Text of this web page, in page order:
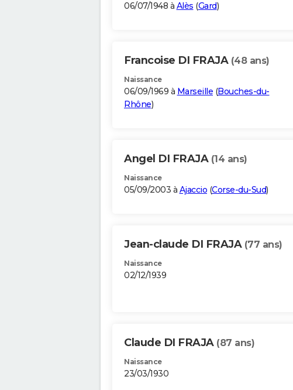
06/07/1948 à Alès (Gard)
Francoise DI FRAJA (48 ans)
Naissance
06/09/1969 à Marseille (Bouches-du-
Rhône)
Angel DI FRAJA (14 ans)
Naissance
05/09/2003 à Ajaccio (Corse-du-Sud)
Jean-claude DI FRAJA (77 ans)
Naissance
02/12/1939
Claude DI FRAJA (87 ans)
Naissance
23/03/1930